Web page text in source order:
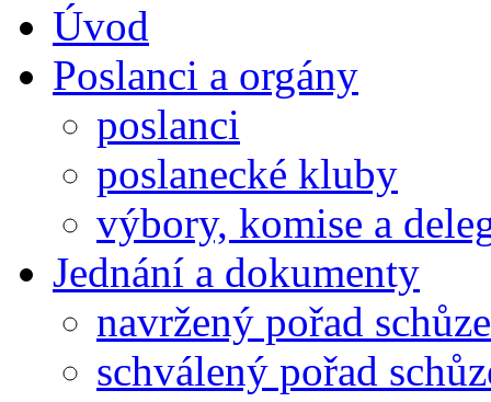
Úvod
Poslanci a orgány
poslanci
poslanecké kluby
výbory, komise a
Jednání a dokumenty
navržený pořad schůze
schválený pořad